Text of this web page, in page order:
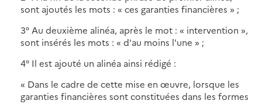
sont ajoutés les mots : « ces garanties financières » ;
3° Au deuxième alinéa, après le mot : « intervention »,
sont insérés les mots : « d'au moins l'une » ;
4° Il est ajouté un alinéa ainsi rédigé :
« Dans le cadre de cette mise en œuvre, lorsque les
garanties financières sont constituées dans les formes